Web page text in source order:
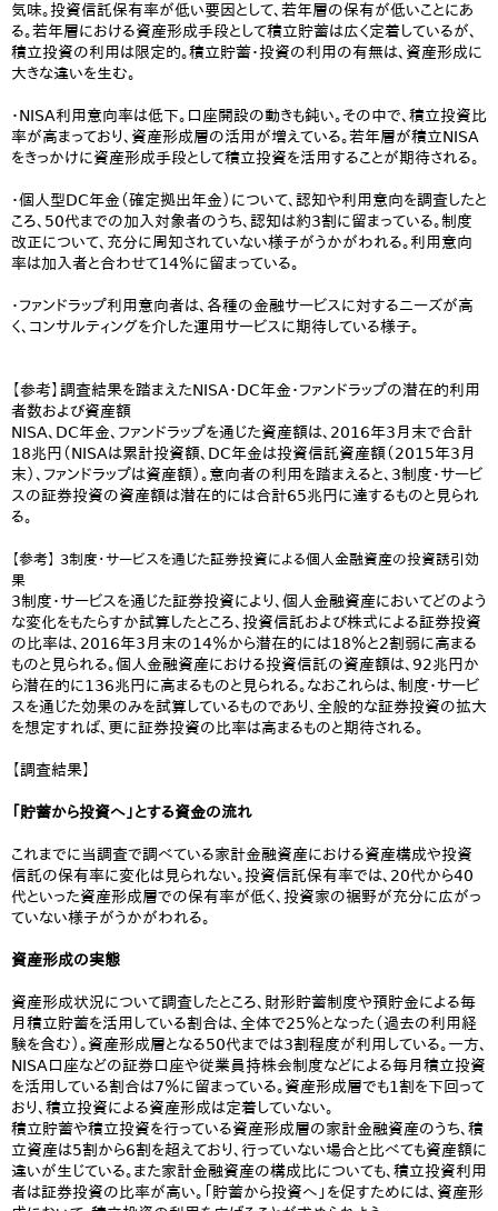
気味。投資信託保有率が低い要因として、若年層の保有が低いことにあ
る。若年層における資産形成手段として積立貯蓄は広く定着しているが、
積立投資の利用は限定的。積立貯蓄・投資の利用の有無は、資産形成に
大きな違いを生む。
・NISA利用意向率は低下。口座開設の動きも鈍い。その中で、積立投資比
率が高まっており、資産形成層の活用が増えている。若年層が積立NISA
をきっかけに資産形成手段として積立投資を活用することが期待される。
・個人型DC年金（確定拠出年金）について、認知や利用意向を調査したと
ころ、50代までの加入対象者のうち、認知は約3割に留まっている。制度
改正について、充分に周知されていない様子がうかがわれる。利用意向
率は加入者と合わせて14％に留まっている。
・ファンドラップ利用意向者は、各種の金融サービスに対するニーズが高
く、コンサルティングを介した運用サービスに期待している様子。
【参考】調査結果を踏まえたNISA・DC年金・ファンドラップの潜在的利用
者数および資産額
NISA、DC年金、ファンドラップを通じた資産額は、2016年3月末で合計
18兆円（NISAは累計投資額、DC年金は投資信託資産額（2015年3月
末）、ファンドラップは資産額）。意向者の利用を踏まえると、3制度・サービ
スの証券投資の資産額は潜在的には合計65兆円に達するものと見られ
る。
【参考】 3制度・サービスを通じた証券投資による個人金融資産の投資誘引効
果
3制度・サービスを通じた証券投資により、個人金融資産においてどのよう
な変化をもたらすか試算したところ、投資信託および株式による証券投資
の比率は、2016年3月末の14％から潜在的には18％と2割弱に高まる
ものと見られる。個人金融資産における投資信託の資産額は、92兆円か
ら潜在的に136兆円に高まるものと見られる。なおこれらは、制度・サービ
スを通じた効果のみを試算しているものであり、全般的な証券投資の拡大
を想定すれば、更に証券投資の比率は高まるものと期待される。
【調査結果】
「貯蓄から投資へ」とする資金の流れ
これまでに当調査で調べている家計金融資産における資産構成や投資
信託の保有率に変化は見られない。投資信託保有率では、20代から40
代といった資産形成層での保有率が低く、投資家の裾野が充分に広がっ
ていない様子がうかがわれる。
資産形成の実態
資産形成状況について調査したところ、財形貯蓄制度や預貯金による毎
月積立貯蓄を活用している割合は、全体で25％となった（過去の利用経
験を含む）。資産形成層となる50代までは3割程度が利用している。一方、
NISA口座などの証券口座や従業員持株会制度などによる毎月積立投資
を活用している割合は7％に留まっている。資産形成層でも1割を下回って
おり、積立投資による資産形成は定着していない。
積立貯蓄や積立投資を行っている資産形成層の家計金融資産のうち、積
立資産は5割から6割を超えており、行っていない場合と比べても資産額に
違いが生じている。また家計金融資産の構成比についても、積立投資利用
者は証券投資の比率が高い。「貯蓄から投資へ」を促すためには、資産形